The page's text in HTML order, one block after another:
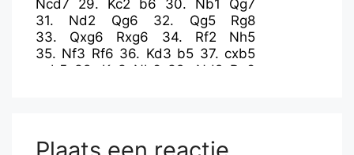
Ncd7
29. Kc2 b6 30. Nb1
Qg7
31. Nd2 Qg6 32. Qg5
Rg8
33. Qxg6 Rxg6 34. Rf2
Nh5
35. Nf3 Rf6 36. Kd3 b5 37.cxb5
axb5 38. Ke3 Nb6 39. Nd2 Rg6